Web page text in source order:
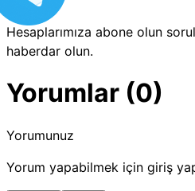
Hesaplarımıza abone olun
haberdar olun.
Yorumlar (0)
Yorumunuz
Yorum yapabilmek için giriş